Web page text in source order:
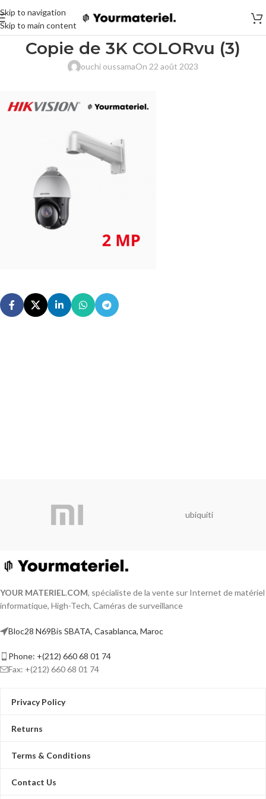
Skip to navigation
Skip to main content
Copie de 3K COLORvu (3)
ouchi oussamaOn 22 août 2023
ubiquiti
YOUR MATERIEL.COM, spécialiste de la vente sur Internet de matériel
informatique, High-Tech, Caméras de surveillance
Bloc28 N69Bis SBATA, Casablanca, Maroc
Phone: +(212) 660 68 01 74
Fax: +(212) 660 68 01 74
Privacy Policy
Returns
Terms & Conditions
Contact Us